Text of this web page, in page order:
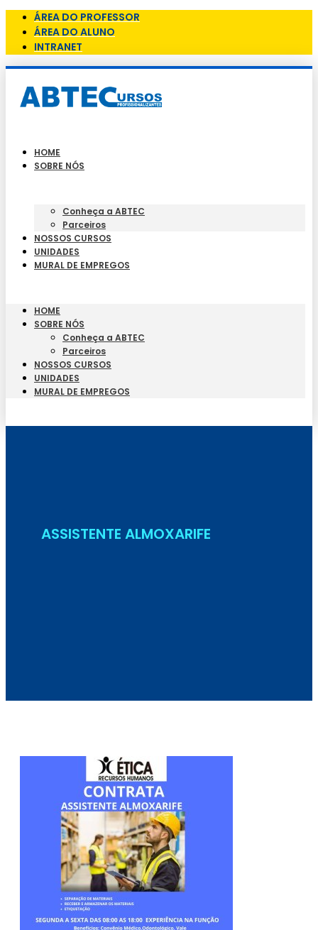
ÁREA DO PROFESSOR
ÁREA DO ALUNO
INTRANET
HOME
SOBRE NÓS
Conheça a ABTEC
Parceiros
NOSSOS CURSOS
UNIDADES
MURAL DE EMPREGOS
HOME
SOBRE NÓS
Conheça a ABTEC
Parceiros
NOSSOS CURSOS
UNIDADES
MURAL DE EMPREGOS
ASSISTENTE ALMOXARIFE